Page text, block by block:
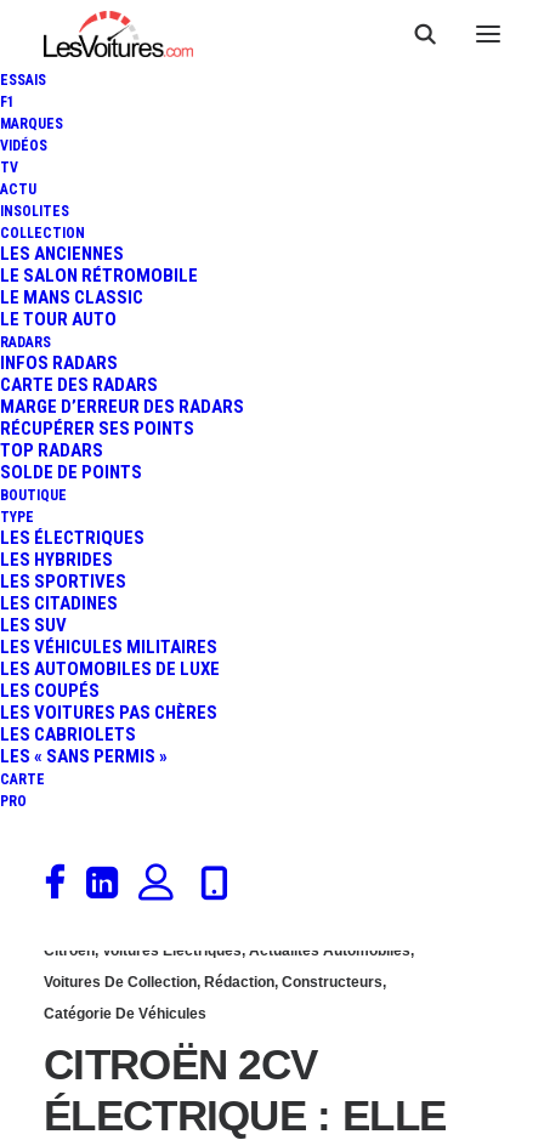
ESSAIS
F1
MARQUES
VIDÉOS
TV
ACTU
INSOLITES
COLLECTION
LES ANCIENNES
LE SALON RÉTROMOBILE
LE MANS CLASSIC
LE TOUR AUTO
RADARS
INFOS RADARS
CARTE DES RADARS
MARGE D’ERREUR DES RADARS
RÉCUPÉRER SES POINTS
TOP RADARS
SOLDE DE POINTS
BOUTIQUE
TYPE
LES ÉLECTRIQUES
LES HYBRIDES
LES SPORTIVES
LES CITADINES
LES SUV
LES VÉHICULES MILITAIRES
LES AUTOMOBILES DE LUXE
LES COUPÉS
LES VOITURES PAS CHÈRES
LES CABRIOLETS
LES « SANS PERMIS »
CARTE
PRO
1 juin 2026
CITROËN 2CV
ÉLECTRIQUE : REVOLTE,
CONCEPT-CAR OUBLIÉ
QUI ANNONÇAIT DÉJÀ
LE RETOUR DE L’ICÔNE
Citroën, Voitures Électriques, Actualités Automobiles,
Voitures De Collection, Rédaction, Constructeurs,
Catégorie De Véhicules
CITROËN 2CV
ÉLECTRIQUE : ELLE